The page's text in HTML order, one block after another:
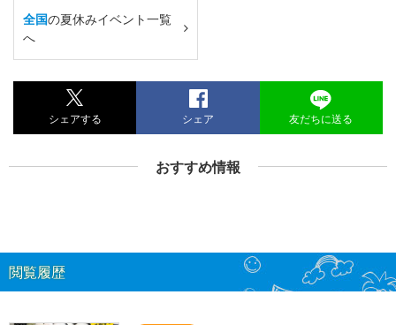
全国の夏休みイベント一覧
へ
シェアする シェア 友だちに送る
おすすめ情報
閲覧履歴